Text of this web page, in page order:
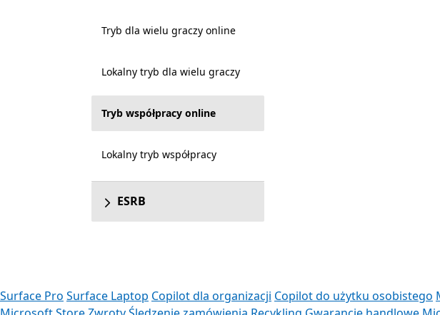
Tryb dla wielu graczy online
Lokalny tryb dla wielu graczy
Tryb współpracy online
Lokalny tryb współpracy
ESRB
Surface Pro Surface Laptop Copilot dla organizacji Copilot do użytku osobistego